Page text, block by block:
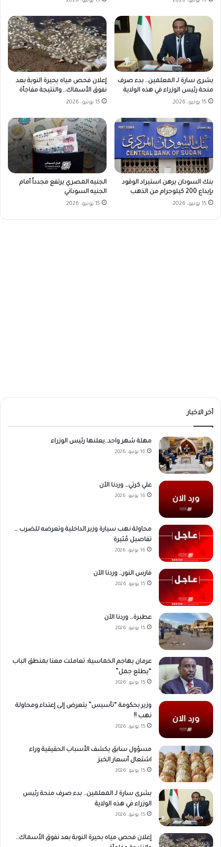
بشرى سارة لـ المعلمين.. بدء صرف
منحة رئيس الوزراء في هذه الولاية
15 يونيو، 2026
إعلان فحص مياه بحيرة النوبة بعد
نفوق الأسماك.. والنتيجة مفاجأة
15 يونيو، 2026
بنك السودان يرهن استيراد الوقود
بإيداع 200 كيلوجرام من الذهب
15 يونيو، 2026
الجنيه المصري يرتفع مجدداً أمام
الجنيه السوداني
15 يونيو، 2026
أخر الاخبار
مهلة شهر واحد..يعلنها رئيس الوزراء
16 يونيو، 2026
علي كرتي… وردنا الآن
16 يونيو، 2026
محاولة نهب سيارة وزير الداخلية وتعرضه للضرب …
تفاصيل مُثيرة
16 يونيو، 2026
فارس النور… وردنا الآن
15 يونيو، 2026
عطبرة… وردنا الآن
15 يونيو، 2026
عرمان يهاجم الخماسية: تعاملت معنا بمنطق الباب
“يطلع جمل”
15 يونيو، 2026
وزير بحكومة “تأسيس” يتعرض إلى إعتداء ومحاولة
نهب !!
15 يونيو، 2026
مسؤول سابق يكشف الأسباب الحقيقية وراء
اشتعال أسعار الخبز
15 يونيو، 2026
بشرى سارة لـ المعلمين.. بدء صرف منحة رئيس
الوزراء في هذه الولاية
15 يونيو، 2026
إعلان فحص مياه بحيرة النوبة بعد نفوق الأسماك..